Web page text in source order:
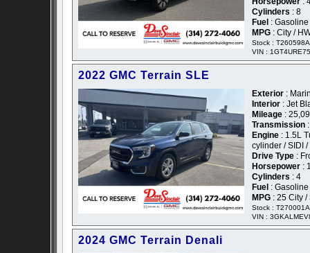
Cylinders : 8
Fuel : Gasoline
MPG : City /
Stock : T260598A
VIN :
2022 GMC Terrain SLE
Exterior :
Interior : Jet
Mileage :
Transmission
Engine : 1.5L
cylinder / SIDI /
Drive Type :
Horsepower :
Cylinders : 4
Fuel : Gasoline
MPG : 25 City /
Stock : T270001A
VIN :
2024 GMC Terrain Denali